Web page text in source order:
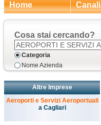
Home Canali
Cosa stai cercando?
Categoria
Nome Azienda
Altre Imprese
Aeroporti e Servizi Aeroportuali
a Cagliari